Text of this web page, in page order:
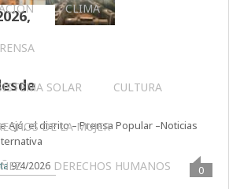
CLIMA
SOLAR CULTURA
DE LA MUJER
DERECHOS HUMANOS
Ajó, el diarito – Prensa Popular –Noticias
9/4/2026 0